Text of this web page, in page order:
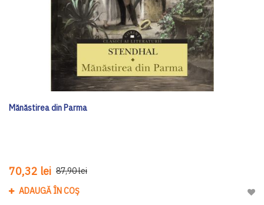
Mănăstirea din Parma
70,32 lei 87,90 lei
ADAUGĂ ÎN COȘ